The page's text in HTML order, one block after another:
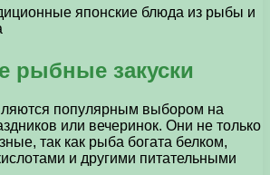
японские блюда из рыбы и
рыбные закуски
популярным выбором на
или вечеринок. Они не только
так как рыба богата белком,
и другими питательными